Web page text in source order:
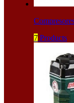
7 Products